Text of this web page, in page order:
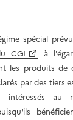
spécial
CGI
à
les produits de
par des tiers
intéressés au